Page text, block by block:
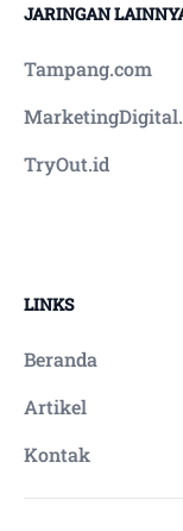
JARINGAN
Tampang.com
TryOut.id
LINKS
Beranda
Artikel
Kontak